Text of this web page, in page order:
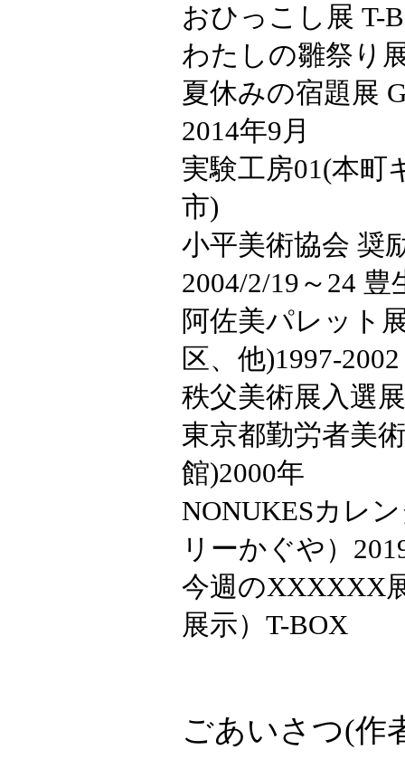
おひっこし展 T-
わたしの雛祭り
夏休みの宿題展
2014年9月
実験工房01(本町
市)
小平美術協会 奨
2004/2/19～24 豊
阿佐美パレット
区、他)1997-2002
秩父美術展入選
東京都勤労者美
館)2000年
NONUKESカレ
リーかぐや）
今週のXXXXXX
展示）T-BOX
ごあいさつ(作